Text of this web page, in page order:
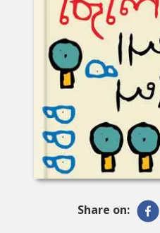
Share on: